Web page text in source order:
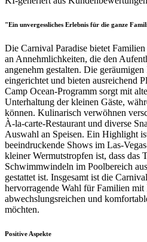
"Ein unvergessliches Erlebnis für die ganze
Die Carnival Paradise bietet
an Annehmlichkeiten, die den
angenehm gestalten. Die
eingerichtet und bieten ausreichend
Camp Ocean-Programm sorgt mit
Unterhaltung der kleinen Gäste,
können. Kulinarisch verwöhnen
À-la-carte-Restaurant und diverse
Auswahl an Speisen. Ein Highlight
beeindruckende Shows im Las-
kleiner Wermutstropfen ist, dass das
Schwimmwindeln im Poolbereich
gestattet ist. Insgesamt ist die
hervorragende Wahl für Familien
abwechslungsreichen und
möchten.
Positive Aspekte